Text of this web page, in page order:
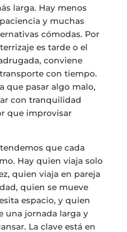
larga. Hay menos
y muchas
cómodas. Por
es tarde o el
conviene
con tiempo.
que pasar algo malo,
con tranquilidad
que improvisar
que cada
Hay quien viaja solo
quien viaja en pareja
quien se mueve
espacio, y quien
una jornada larga y
La clave está en